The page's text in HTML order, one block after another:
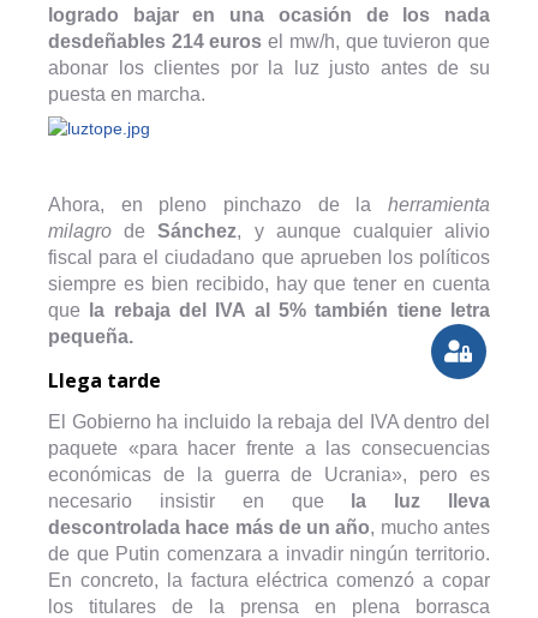
logrado bajar en una ocasión de los nada
desdeñables 214 euros el mw/h, que tuvieron que
abonar los clientes por la luz justo antes de su
puesta en marcha.
Ahora, en pleno pinchazo de la herramienta
milagro deSánchez, y aunque cualquier alivio
fiscal para el ciudadano que aprueben los políticos
siempre es bien recibido, hay que tener en cuenta
que
la rebaja del IVA al 5% también tiene letra
pequeña.
Llega tarde
El Gobierno ha incluido la rebaja del IVA dentro del
paquete «para hacer frente a las consecuencias
económicas de la guerra de Ucrania», pero es
necesario insistir en que
la luz lleva
descontrolada hace más de un año, mucho antes
de que Putin comenzara a invadir ningún territorio.
En concreto, la factura eléctrica comenzó a copar
los titulares de la prensa en plena borrasca